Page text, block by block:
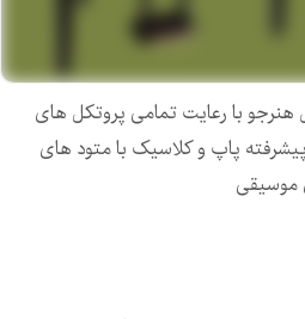
با رعایت تمامی پروتکل های
پاپ و کلاسیک با متود های
موسیقی